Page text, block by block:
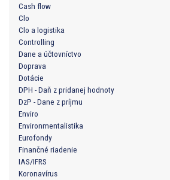
Cash flow
Clo
Clo a logistika
Controlling
Dane a účtovníctvo
Doprava
Dotácie
DPH - Daň z pridanej hodnoty
DzP - Dane z príjmu
Enviro
Environmentalistika
Eurofondy
Finančné riadenie
IAS/IFRS
Koronavírus